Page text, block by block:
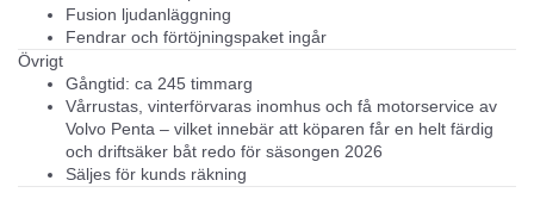
Fusion ljudanläggning
Fendrar och förtöjningspaket ingår
Övrigt
Gångtid: ca 245 timmarg
Vårrustas, vinterförvaras inomhus och få motorservice av
Volvo Penta – vilket innebär att köparen får en helt färdig
och driftsäker båt redo för säsongen 2026
Säljes för kunds räkning